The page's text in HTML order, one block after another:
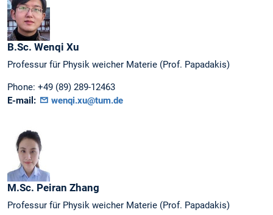
B.Sc. Wenqi Xu
Professur für Physik weicher Materie (Prof. Papadakis)
Phone: +49 (89) 289-12463
E-mail:
wenqi.xu@tum.de
M.Sc. Peiran Zhang
Professur für Physik weicher Materie (Prof. Papadakis)